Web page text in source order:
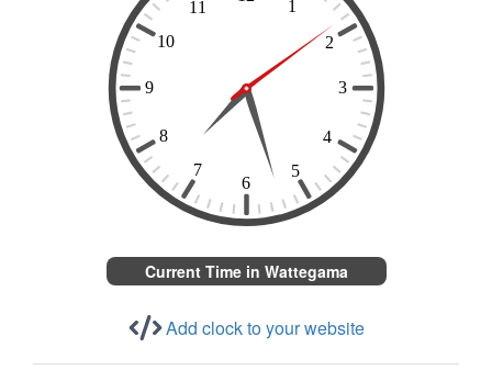
Current Time in Wattegama
Add clock to your website